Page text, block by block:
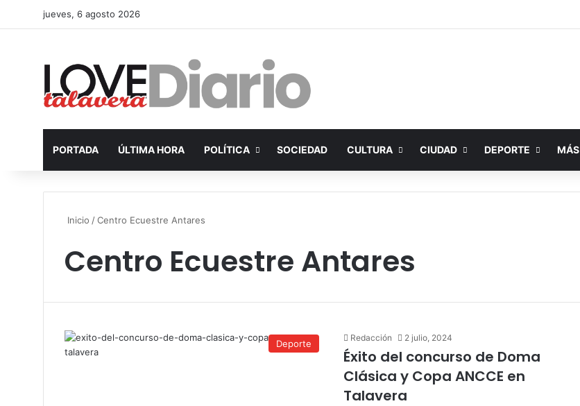
jueves, 6 agosto 2026
PORTADA ÚLTIMA HORA POLÍTICA SOCIEDAD CULTURA CIUDAD DEPORTE MÁS
Inicio /Centro Ecuestre Antares
Centro Ecuestre Antares
Deporte
Redacción 2 julio, 2024
Éxito del concurso de Doma
Clásica y Copa ANCCE en
Talavera